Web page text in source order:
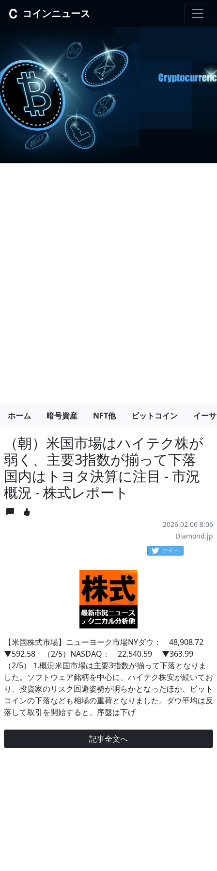
コインニュース
ホーム 暗号資産 NFT他 ビットコイン イー
（朝）米国市場はハイテク株が
弱く、主要3指数が揃って下落
国内はトヨタ決算に注目 - 市況
概況 - 株式レポート
2026.02.06 8:06
Diamond.jp
ツイート
【米国株式市場】ニューヨーク市場NYダウ： 48,908.72
▼592.58 （2/5）NASDAQ： 22,540.59 ▼363.99
（2/5） 1.概況米国市場は主要3指数が揃って下落となりま
した。ソフトウェア銘柄を中心に、ハイテク株安が続いてお
り、投資家のリスク回避姿勢が明らかとなったほか、ビット
コインの下落なども相場の重荷となりました。ダウ平均は反
落して取引を開始すると、序盤は下げ
記事全文へ